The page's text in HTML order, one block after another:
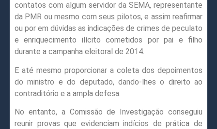
contatos com algum servidor da SEMA, representante
da PMR ou mesmo com seus pilotos, e assim reafirmar
ou por em dúvidas as indicações de crimes de peculato
e enriquecimento ilícito cometidos por pai e filho
durante a campanha eleitoral de 2014.
E até mesmo proporcionar a coleta dos depoimentos
do ministro e do deputado, dando-lhes o direito ao
contraditório e a ampla defesa.
No entanto, a Comissão de Investigação conseguiu
reunir provas que evidenciam indícios de prática de